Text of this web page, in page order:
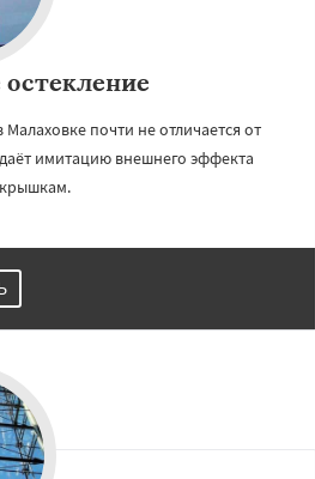
почти не отличается от
имитацию внешнего эффекта